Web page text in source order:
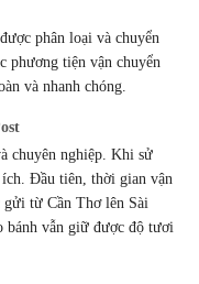
phân loại và chuyển
phương tiện vận chuyển
và nhanh chóng.
chuyên nghiệp. Khi sử
Đầu tiên, thời gian vận
gửi từ Cần Thơ lên Sài
bánh vẫn giữ được độ tươi